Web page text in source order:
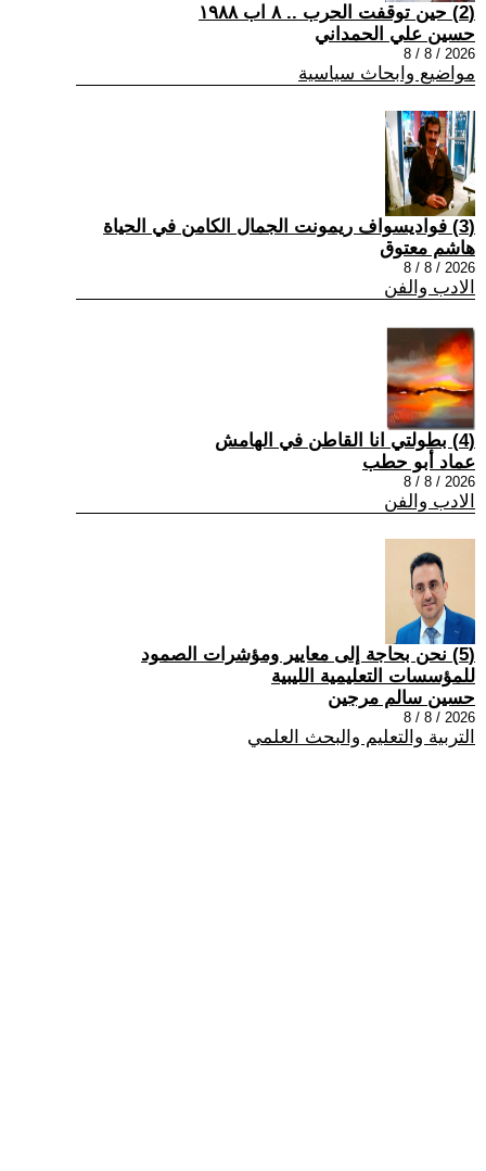
(2) حين توقفت الحرب .. ٨ اب ١٩٨٨
حسين علي الحمداني
2026 / 8 / 8
مواضيع وابحاث سياسية
(3) فواديسواف ريمونت الجمال الكامن في الحياة
هاشم معتوق
2026 / 8 / 8
الادب والفن
(4) بطولتي انا القاطن في الهامش
عماد أبو حطب
2026 / 8 / 8
الادب والفن
(5) نحن بحاجة إلى معايير ومؤشرات الصمود
للمؤسسات التعليمية الليبية
حسين سالم مرجين
2026 / 8 / 8
التربية والتعليم والبحث العلمي